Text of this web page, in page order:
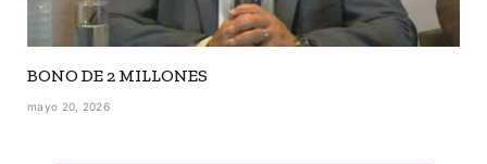
BONO DE 2 MILLONES
mayo 20, 2026